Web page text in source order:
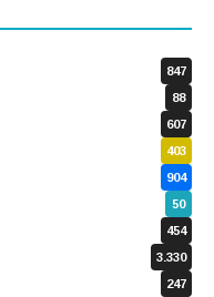
847
88
607
403
904
50
454
3.330
247